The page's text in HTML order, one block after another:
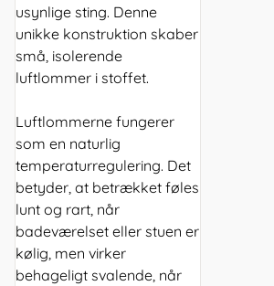
usynlige sting. Denne
unikke konstruktion skaber
små, isolerende
luftlommer i stoffet.
Luftlommerne fungerer
som en naturlig
temperaturregulering. Det
betyder, at betrækket føles
lunt og rart, når
badeværelset eller stuen er
kølig, men virker
behageligt svalende, når